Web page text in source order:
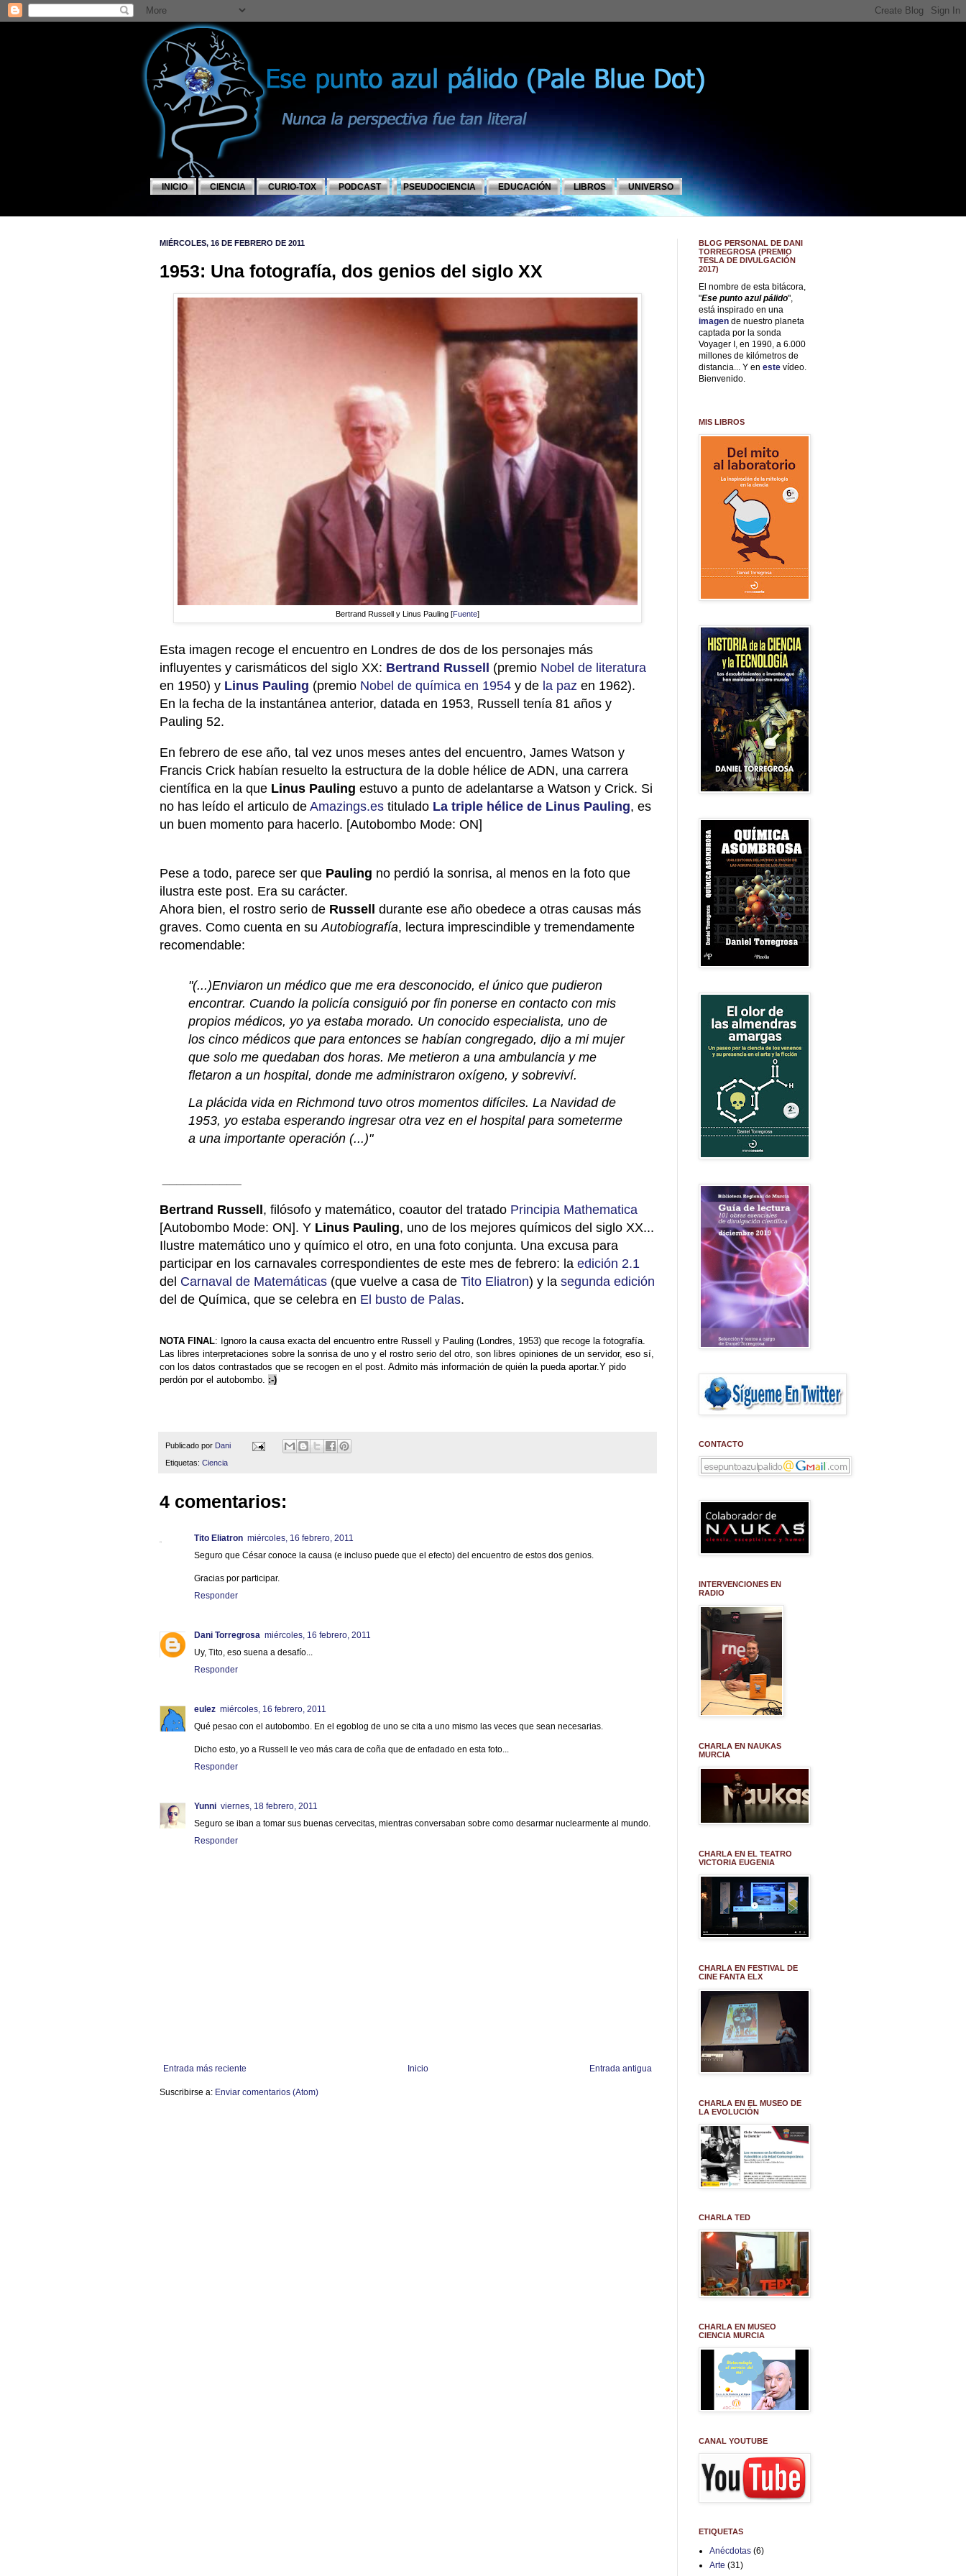
INICIO CIENCIA CURIO-TOX PODCAST PSEUDOCIENCIA EDUCACIÓN LIBROS UNIVERSO
MIÉRCOLES, 16 DE FEBRERO DE 2011
1953: Una fotografía, dos genios del siglo XX
Bertrand Russell y Linus Pauling [Fuente]
Esta imagen recoge el encuentro en Londres de dos de los personajes más
influyentes y carismáticos del siglo XX: Bertrand Russell (premio Nobel de literatura
en 1950) y Linus Pauling (premio Nobel de química en 1954 y de la paz en 1962).
En la fecha de la instantánea anterior, datada en 1953, Russell tenía 81 años y
Pauling 52.
En febrero de ese año, tal vez unos meses antes del encuentro, James Watson y
Francis Crick habían resuelto la estructura de la doble hélice de ADN, una carrera
científica en la que Linus Pauling estuvo a punto de adelantarse a Watson y Crick. Si
no has leído el articulo de Amazings.es titulado La triple hélice de Linus Pauling, es
un buen momento para hacerlo. [Autobombo Mode: ON]
Pese a todo, parece ser que Pauling no perdió la sonrisa, al menos en la foto que
ilustra este post. Era su carácter.
Ahora bien, el rostro serio de Russell durante ese año obedece a otras causas más
graves. Como cuenta en su Autobiografía, lectura imprescindible y tremendamente
recomendable:
"(...)Enviaron un médico que me era desconocido, el único que pudieron
encontrar. Cuando la policía consiguió por fin ponerse en contacto con mis
propios médicos, yo ya estaba morado. Un conocido especialista, uno de
los cinco médicos que para entonces se habían congregado, dijo a mi mujer
que solo me quedaban dos horas. Me metieron a una ambulancia y me
fletaron a un hospital, donde me administraron oxígeno, y sobreviví.
La plácida vida en Richmond tuvo otros momentos difíciles. La Navidad de
1953, yo estaba esperando ingresar otra vez en el hospital para someterme
a una importante operación (...)"
Bertrand Russell , filósofo y matemático, coautor del tratado Principia Mathematica
[Autobombo Mode: ON]. Y Linus Pauling, uno de los mejores químicos del siglo XX...
Ilustre matemático uno y químico el otro, en una foto conjunta. Una excusa para
participar en los carnavales correspondientes de este mes de febrero: la edición 2.1
del Carnaval de Matemáticas (que vuelve a casa de Tito Eliatron) y la segunda edición
del de Química, que se celebra en El busto de Palas.
NOTA FINAL: Ignoro la causa exacta del encuentro entre Russell y Pauling (Londres, 1953) que recoge la fotografía.
Las libres interpretaciones sobre la sonrisa de uno y el rostro serio del otro, son libres opiniones de un servidor, eso sí,
con los datos contrastados que se recogen en el post. Admito más información de quién la pueda aportar.Y pido
perdón por el autobombo. :-)
Publicado por Dani
Etiquetas: Ciencia
4 comentarios:
Tito Eliatron miércoles, 16 febrero, 2011
Seguro que César conoce la causa (e incluso puede que el efecto) del encuentro de estos dos genios.
Gracias por participar.
Responder
Dani Torregrosa miércoles, 16 febrero, 2011
Uy, Tito, eso suena a desafío...
Responder
eulez miércoles, 16 febrero, 2011
Qué pesao con el autobombo. En el egoblog de uno se cita a uno mismo las veces que sean necesarias.
Dicho esto, yo a Russell le veo más cara de coña que de enfadado en esta foto...
Responder
Yunni viernes, 18 febrero, 2011
Seguro se iban a tomar sus buenas cervecitas, mientras conversaban sobre como desarmar nuclearmente al mundo.
Responder
Entrada más reciente Entrada antigua
Inicio
Suscribirse a: Enviar comentarios (Atom)
BLOG PERSONAL DE DANI
TORREGROSA (PREMIO
TESLA DE DIVULGACIÓN
2017)
El nombre de esta bitácora,
"Ese punto azul pálido",
está inspirado en una
imagen de nuestro planeta
captada por la sonda
Voyager I, en 1990, a 6.000
millones de kilómetros de
distancia... Y en este vídeo.
Bienvenido.
MIS LIBROS
CONTACTO
INTERVENCIONES EN
RADIO
CHARLA EN NAUKAS
MURCIA
CHARLA EN EL TEATRO
VICTORIA EUGENIA
CHARLA EN FESTIVAL DE
CINE FANTA ELX
CHARLA EN EL MUSEO DE
LA EVOLUCIÓN
CHARLA TED
CHARLA EN MUSEO
CIENCIA MURCIA
CANAL YOUTUBE
ETIQUETAS
Anécdotas (6)
Arte (31)